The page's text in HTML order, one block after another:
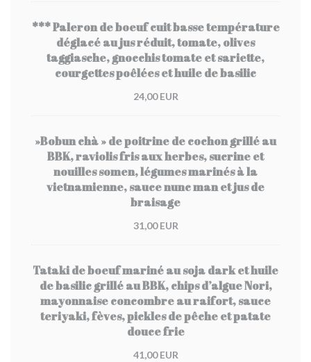
*** Paleron de boeuf cuit basse température
déglacé au jus réduit, tomate, olives
taggiasche, gnocchis tomate et sariette,
courgettes poêlées et huile de basilic
24,00 EUR
»Bobun chà » de poitrine de cochon grillé au
BBK, raviolis fris aux herbes, sucrine et
nouilles somen, légumes marinés à la
vietnamienne, sauce nunc man et jus de
braisage
31,00 EUR
Tataki de boeuf mariné au soja dark et huile
de basilic grillé au BBK, chips d’algue Nori,
mayonnaise concombre au raifort, sauce
teriyaki, fèves, pickles de pêche et patate
douce frie
41,00 EUR